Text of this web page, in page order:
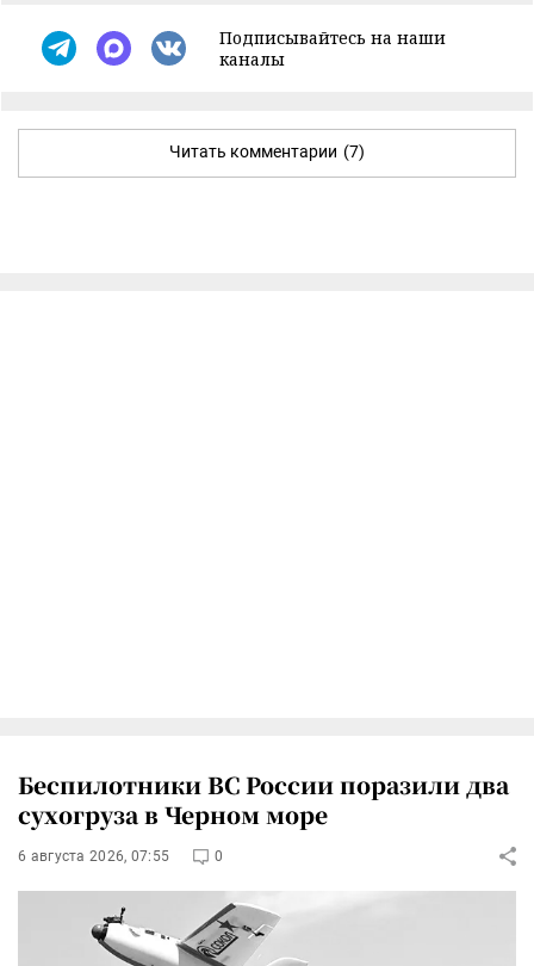
Подписывайтесь на наши
каналы
Читать комментарии (7)
Беспилотники ВС России поразили два
сухогруза в Черном море
6 августа 2026, 07:55 0